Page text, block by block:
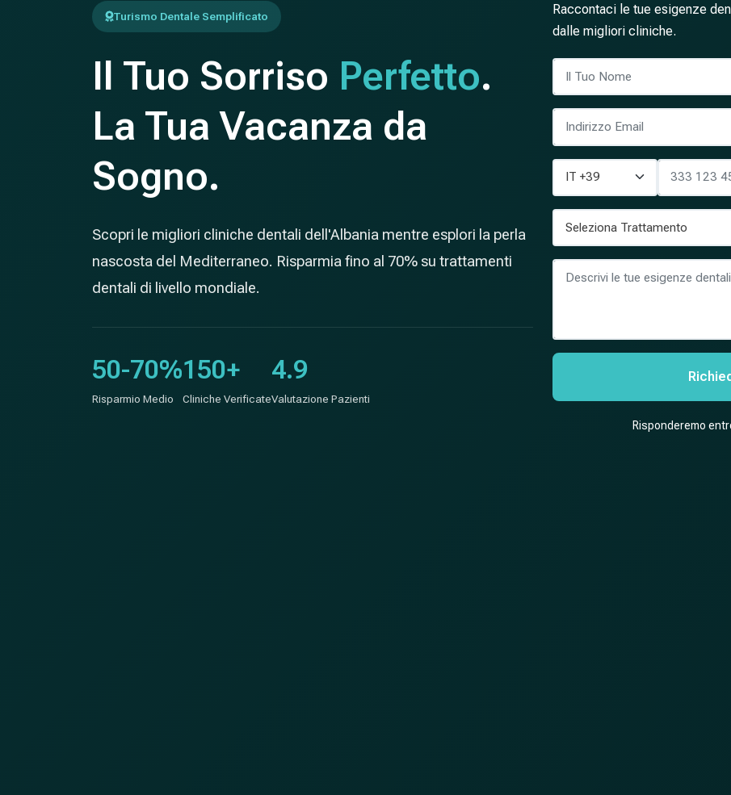
Turismo Dentale Semplificato
Il Tuo Sorriso Perfetto.
La Tua Vacanza da
Sogno.
Scopri le migliori cliniche dentali dell'Albania mentre esplori la perla
nascosta del Mediterraneo. Risparmia fino al 70% su trattamenti
dentali di livello mondiale.
50-70%
Risparmio Medio
150+
Cliniche Verificate
4.9
Valutazione Pazienti
Raccontaci le tue esigenze
dalle migliori cliniche.
Risponderemo